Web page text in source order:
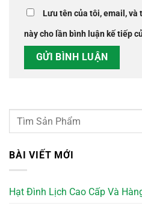
Lưu tên của tôi, email,
này cho lần bình luận kế tiếp
BÀI VIẾT MỚI
Hạt Đình Lịch Cao Cấp Và